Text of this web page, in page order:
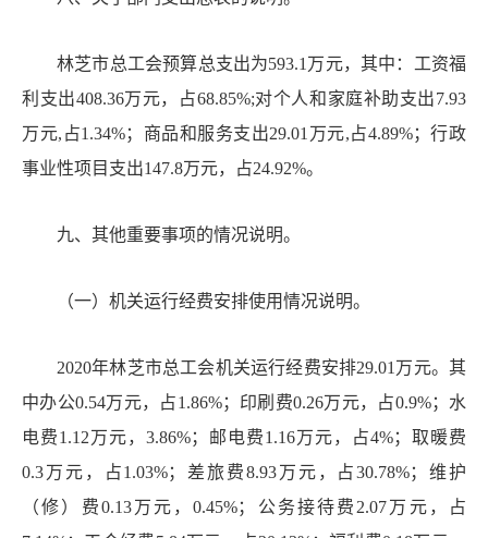
林芝市总工会预算总支出为593.1 万元，其中： 工资福
利支出408.36万元，占68.85%;对个人和家庭补助支出7.93
万元,占1.34%；商品和服务支出29.01万元,占4.89%；行政
事业性项目支出147.8万元，占24.92%。
九、其他重要事项的情况说明。
（一）机关运行经费安排使用情况说明。
2020年林芝市总工会机关运行经费安排29.01万元。其
中办公0.54万元，占1.86%；印刷费0.26万元，占0.9%；水
电费1.12万元，3.86%；邮电费1.16万元，占4%；取暖费
0.3万元，占1.03%；差旅费8.93万元，占30.78%；维护
（修）费0.13万元，0.45%；公务接待费2.07万元，占